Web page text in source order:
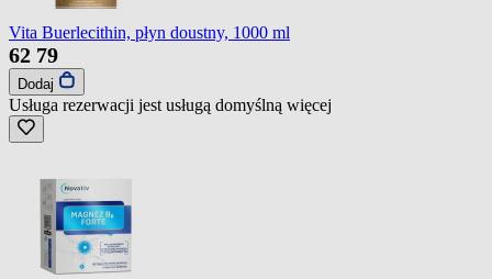
Vita Buerlecithin, płyn doustny, 1000 ml
62 79
Dodaj
Usługa rezerwacji jest usługą domyślną więcej